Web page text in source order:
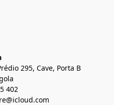
295, Cave, Porta B
402